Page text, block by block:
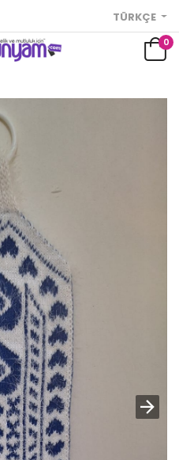
TÜRKÇE
0